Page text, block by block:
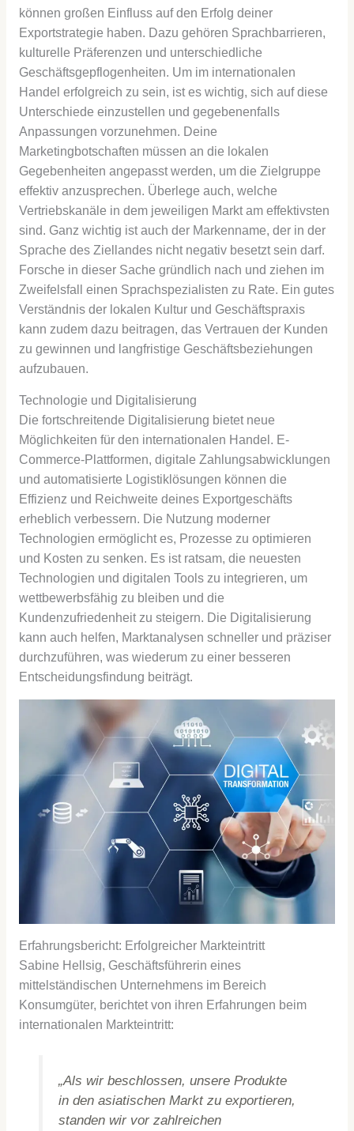
können großen Einfluss auf den Erfolg deiner
Exportstrategie haben. Dazu gehören Sprachbarrieren,
kulturelle Präferenzen und unterschiedliche
Geschäftsgepflogenheiten. Um im internationalen
Handel erfolgreich zu sein, ist es wichtig, sich auf diese
Unterschiede einzustellen und gegebenenfalls
Anpassungen vorzunehmen. Deine
Marketingbotschaften müssen an die lokalen
Gegebenheiten angepasst werden, um die Zielgruppe
effektiv anzusprechen. Überlege auch, welche
Vertriebskanäle in dem jeweiligen Markt am effektivsten
sind. Ganz wichtig ist auch der Markenname, der in der
Sprache des Ziellandes nicht negativ besetzt sein darf.
Forsche in dieser Sache gründlich nach und ziehen im
Zweifelsfall einen Sprachspezialisten zu Rate. Ein gutes
Verständnis der lokalen Kultur und Geschäftspraxis
kann zudem dazu beitragen, das Vertrauen der Kunden
zu gewinnen und langfristige Geschäftsbeziehungen
aufzubauen.
Technologie und Digitalisierung
Die fortschreitende Digitalisierung bietet neue
Möglichkeiten für den internationalen Handel. E-
Commerce-Plattformen, digitale Zahlungsabwicklungen
und automatisierte Logistiklösungen können die
Effizienz und Reichweite deines Exportgeschäfts
erheblich verbessern. Die Nutzung moderner
Technologien ermöglicht es, Prozesse zu optimieren
und Kosten zu senken. Es ist ratsam, die neuesten
Technologien und digitalen Tools zu integrieren, um
wettbewerbsfähig zu bleiben und die
Kundenzufriedenheit zu steigern. Die Digitalisierung
kann auch helfen, Marktanalysen schneller und präziser
durchzuführen, was wiederum zu einer besseren
Entscheidungsfindung beiträgt.
Erfahrungsbericht: Erfolgreicher Markteintritt
Sabine Hellsig, Geschäftsführerin eines
mittelständischen Unternehmens im Bereich
Konsumgüter, berichtet von ihren Erfahrungen beim
internationalen Markteintritt:
„Als wir beschlossen, unsere Produkte
in den asiatischen Markt zu exportieren,
standen wir vor zahlreichen